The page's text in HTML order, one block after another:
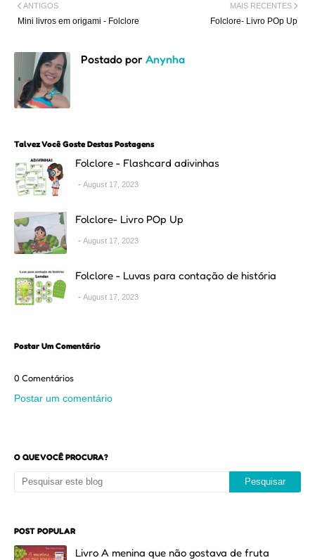
MAIS RECENTES
Folclore- Livro POp Up
ANTIGOS
Mini livros em origami - Folclore
Postado por Anynha
Talvez Você Goste Destas Postagens
Folclore - Flashcard adivinhas
August 17, 2023
Folclore- Livro POp Up
August 17, 2023
Folclore - Luvas para contação de história
August 17, 2023
Postar Um Comentário
0 Comentários
Postar um comentário
O QUE VOCÊ PROCURA?
POST POPULAR
Livro A menina que não gostava de fruta